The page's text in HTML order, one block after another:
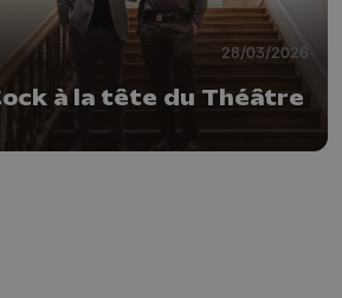
28/03/2026
à la tête du Théâtre